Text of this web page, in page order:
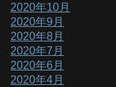
2020年10月
2020年9月
2020年8月
2020年7月
2020年6月
2020年4月